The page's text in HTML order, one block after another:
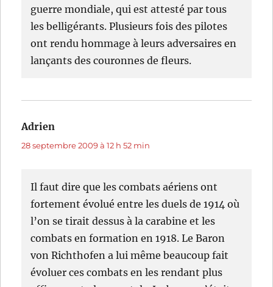
guerre mondiale, qui est attesté par tous
les belligérants. Plusieurs fois des pilotes
ont rendu hommage à leurs adversaires en
lançants des couronnes de fleurs.
Adrien
28 septembre 2009 à 12 h 52 min
Il faut dire que les combats aériens ont
fortement évolué entre les duels de 1914 où
l’on se tirait dessus à la carabine et les
combats en formation en 1918. Le Baron
von Richthofen a lui même beaucoup fait
évoluer ces combats en les rendant plus